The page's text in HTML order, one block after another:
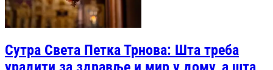
Сутра Света Петка Трнова: Шта треба